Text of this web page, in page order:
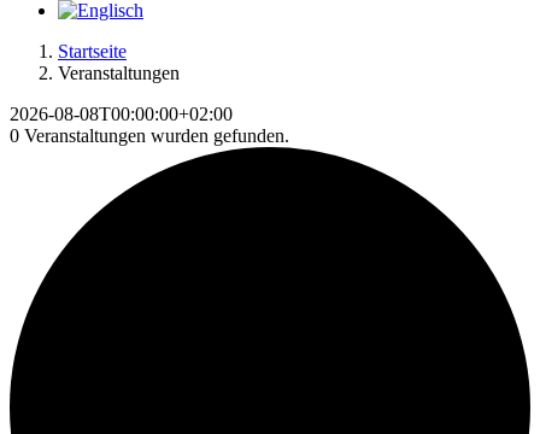
Startseite
Veranstaltungen
2026-08-08T00:00:00+02:00
0 Veranstaltungen wurden gefunden.